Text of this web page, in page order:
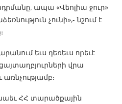
ապա «Վեոլիա ջուր»
չունի»,- նշում է
եւս դեռեւս որեւէ
վրա
ՀՀ տարածքային